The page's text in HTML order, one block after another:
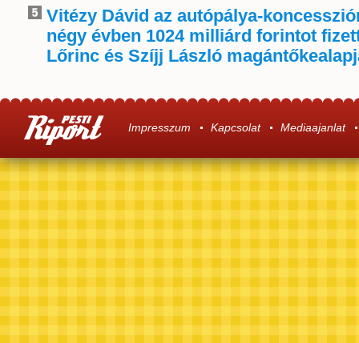
Vitézy Dávid az autópálya-
négy évben 1024 milliárd forintot
Lőrinc és Szíjj László
Impresszum Kapcsolat Mediaajanlat